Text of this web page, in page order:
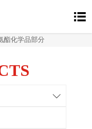

酯化学品部分
